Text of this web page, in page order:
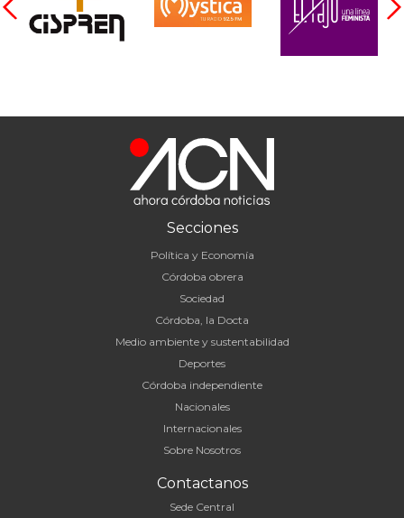
Secciones
Política y Economía
Córdoba obrera
Sociedad
Córdoba, la Docta
Medio ambiente y sustentabilidad
Deportes
Córdoba independiente
Nacionales
Internacionales
Sobre Nosotros
Contactanos
Sede Central